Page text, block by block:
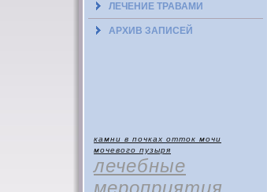
ЛЕЧЕНИЕ ТРАВАМИ
АРХИВ ЗАПИСЕЙ
камни в почках отток мочи
мочевого пузыря
лечебные
мероприятия